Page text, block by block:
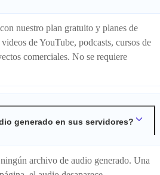
nuestro plan gratuito y planes de
de YouTube, podcasts, cursos de
comerciales. No se requiere
generado en sus servidores?
archivo de audio generado. Una